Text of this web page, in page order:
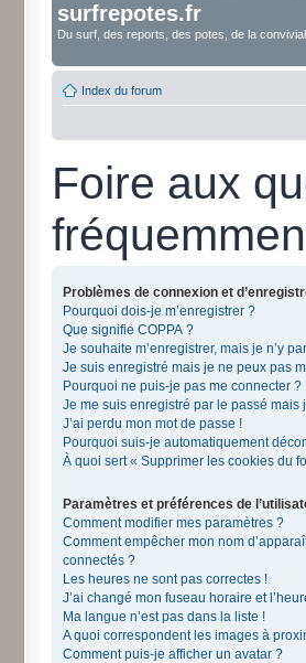
surfrepotes.fr
Du surf, des reports, des potes, de la
Index du forum
Foire aux
Problèmes de connexion et
Pourquoi dois-je m’enregistrer ?
Que signifie COPPA ?
Je souhaite m’enregistrer, mais je n’y
Je suis enregistré mais je ne peux pas
Pourquoi ne puis-je pas me connecter ?
Je me suis enregistré par le passé mais
J’ai perdu mon mot de passe !
Pourquoi suis-je automatiquement
À quoi sert « Supprimer les cookies du
Paramètres et préférences de
Comment modifier mes paramètres ?
Comment empêcher mon nom
connectés ?
Les heures ne sont pas correctes !
J’ai changé mon fuseau horaire et
Ma langue n’est pas dans la liste !
A quoi correspondent les images à
Comment puis-je afficher un avatar ?